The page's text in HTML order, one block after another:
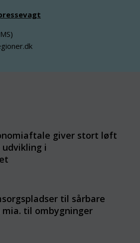
giver stort løft
i
til sårbare
til ombygninger